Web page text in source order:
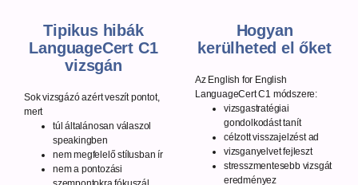
Tipikus hibák
LanguageCert C1
vizsgán
Sok vizsgázó azért veszít pontot,
mert
túl általánosan válaszol
speakingben
nem megfelelő stílusban ír
nem a pontozási
Hogyan
kerülheted el őket
Az English for English
LanguageCert C1 módszere:
vizsgastratégiai
gondolkodást tanít
célzott visszajelzést ad
vizsganyelvet fejleszt
stresszmentesebb vizsgát
eredményez